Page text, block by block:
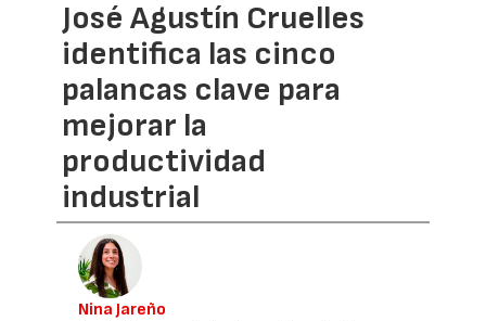
José Agustín Cruelles
identifica las cinco
palancas clave para
mejorar la
productividad
industrial
Nina Jareño